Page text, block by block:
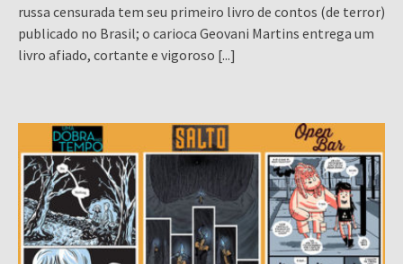
russa censurada tem seu primeiro livro de contos (de terror)
publicado no Brasil; o carioca Geovani Martins entrega um
livro afiado, cortante e vigoroso [...]